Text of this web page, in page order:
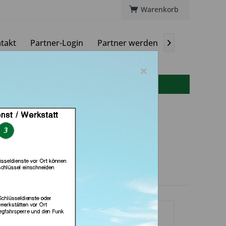
Warenkorb
Partner-Login Partner werden 
Im- Kaufland (in
Worms)
×